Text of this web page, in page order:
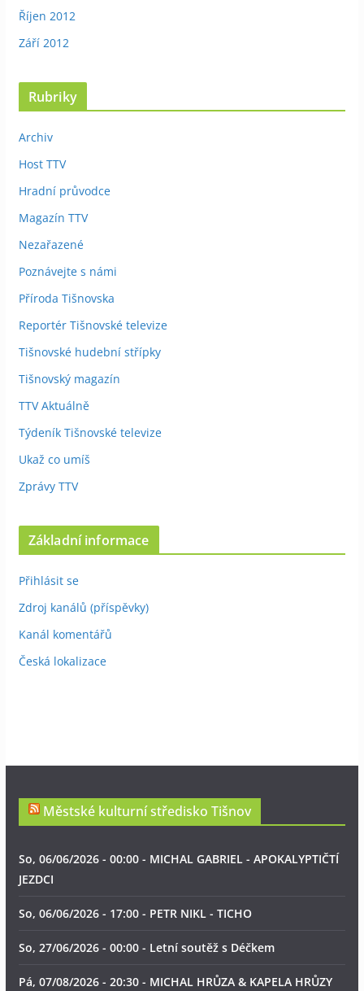
Říjen 2012
Září 2012
Rubriky
Archiv
Host TTV
Hradní průvodce
Magazín TTV
Nezařazené
Poznávejte s námi
Příroda Tišnovska
Reportér Tišnovské televize
Tišnovské hudební střípky
Tišnovský magazín
TTV Aktuálně
Týdeník Tišnovské televize
Ukaž co umíš
Zprávy TTV
Základní informace
Přihlásit se
Zdroj kanálů (příspěvky)
Kanál komentářů
Česká lokalizace
Městské kulturní středisko Tišnov
So, 06/06/2026 - 00:00 - MICHAL GABRIEL - APOKALYPTIČTÍ
JEZDCI
So, 06/06/2026 - 17:00 - PETR NIKL - TICHO
So, 27/06/2026 - 00:00 - Letní soutěž s Déčkem
Pá, 07/08/2026 - 20:30 - MICHAL HRŮZA & KAPELA HRŮZY